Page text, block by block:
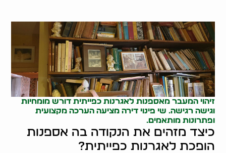
זיהוי המעבר מאספנות לאגרנות כפייתית דורש מומחיות
וגישה רגישה. שי פינוי דירה מציעה הערכה מקצועית
ופתרונות מותאמים.
כיצד מזהים את הנקודה בה אספנות
הופכת לאגרנות כפייתית?